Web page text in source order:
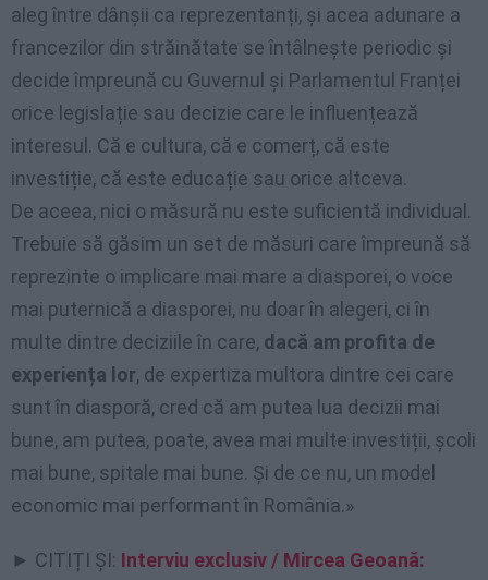
aleg între dânșii ca reprezentanți, și acea adunare a
francezilor din străinătate se întâlnește periodic și
decide împreună cu Guvernul și Parlamentul Franței
orice legislație sau decizie care le influențează
interesul. Că e cultura, că e comerț, că este
investiție, că este educație sau orice altceva.
De aceea, nici o măsură nu este suficientă individual.
Trebuie să găsim un set de măsuri care împreună să
reprezinte o implicare mai mare a diasporei, o voce
mai puternică a diasporei, nu doar în alegeri, ci în
multe dintre deciziile în care, dacă am profita de
experiența lor, de expertiza multora dintre cei care
sunt în diasporă, cred că am putea lua decizii mai
bune, am putea, poate, avea mai multe investiții, școli
mai bune, spitale mai bune. Și de ce nu, un model
economic mai performant în România.»
► CITIȚI ȘI: Interviu exclusiv / Mircea Geoană: